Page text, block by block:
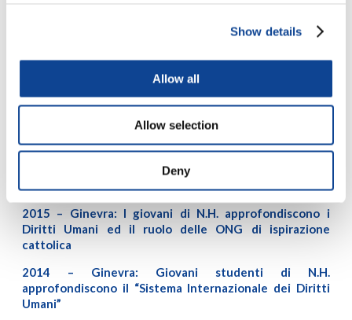
Show details
Allow all
Allow selection
Deny
Jorge M. Dias Ferreira –
rappresentante principale di New Humanity a Ginevra – ad
Marco Desalvo
Humanity e rappresentanti della Santa Sede e di altri ONG
Leggi gli articoli relativi alle edizioni degli anni precedenti:
2015 – Ginevra: I giovani di N.H. approfondiscono i
Diritti Umani ed il ruolo delle ONG di ispirazione
cattolica
2014 – Ginevra: Giovani studenti di N.H.
approfondiscono il “Sistema Internazionale dei Diritti
Umani”